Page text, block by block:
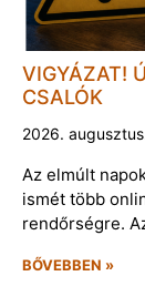
VIGYÁZAT!
CSALÓK
2026.
Az elmúlt
ismét több
rendőrségre.
BŐVEBBEN »